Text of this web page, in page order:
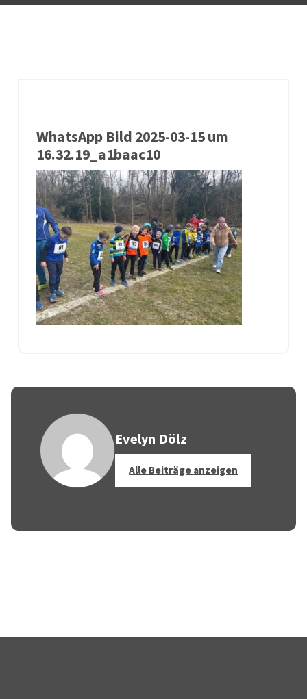
WhatsApp Bild 2025-03-15 um
16.32.19_a1baac10
Evelyn Dölz
Alle Beiträge anzeigen